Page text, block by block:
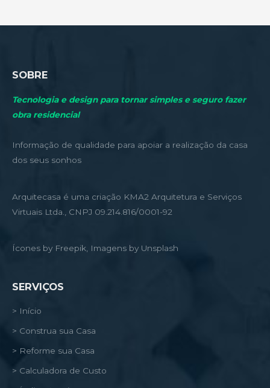
SOBRE
Tecnologia e design para tornar simples e seguro fazer
obra residencial
Informação de qualidade para apoiar a realização da casa
dos seus sonhos
Arquitecasa é uma criação KMA2 Arquitetura e Serviços
Virtuais Ltda., CNPJ 09.214.816/0001-92
Ícones by Freepik, Imagens by Unsplash
SERVIÇOS
> Início
> Construa sua Casa
> Reforme sua Casa
> Calculadora de Custo